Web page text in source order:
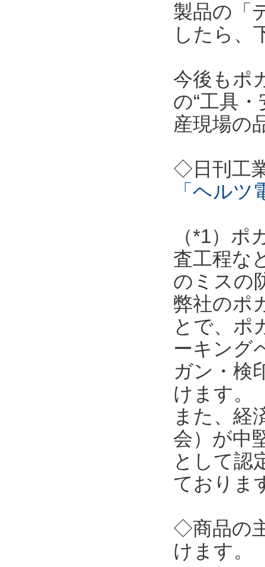
製品の「
したら、
今後もポ
の“工具
産現場の
◇日刊工
「ヘル
（*1）
査工程な
のミスの
弊社のポ
とで、ポ
ーキング
ガン・検
けます。
また、経
会）が中
として認
ておりま
◇商品の
けます。